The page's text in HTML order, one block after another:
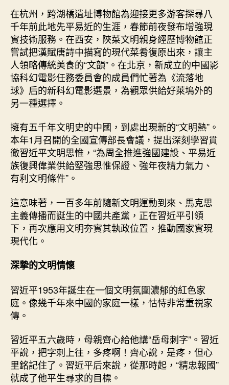
在杭州，跨湖橋遺址博物館為迎接更多游客探尋八
千年前此地先平易近的生涯，春節前夜發布增強現
實技術服務。在西安，陜菜文明親身經歷博物館正
嘗試把漢賦唐詩中描寫的現代菜肴復原出來，讓主
人領略傳統美食的“文韻”。在北京，新成立的中國影
協科幻電影任務委員會的成員們忙著為《流落地
球》后的新科幻電影選景，為觀眾供給好萊塢外的
另一種選擇。
擁有五千年文明史的中國，到處出現新的“文明熱”。
本年1月召開的全國宣傳部長會議，提出深刻學習貫
徹習近平文明思惟，“為周全推進強國建設、平易近
族復興偉業供給堅強思惟保證、強年夜精力氣力、
有利文明條件”。
這意味著，一百多年前隨新文明運動到來、馬克思
主義傳播而誕生的中國共產黨，正在習近平引領
下，再次應用文明夯實其執政位置，推動國家實現
現代化。
深摯的文明情懷
習近平1953年誕生在一個文明氛圍濃郁的紅色家
庭。像幾千年來中國的家庭一樣，怙恃非常重視家
傳。
習近平五六歲時，母親齊心給他講“岳母刺字”。習近
平說，把字刺上往，多疼啊！齊心說，是疼，但心
里銘記住了。習近平后來說，從那時起，“精忠報國”
就成了他平生尋求的目標。